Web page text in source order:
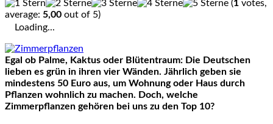
(1 votes,
average: 5,00 out of 5)
Loading...
Egal ob Palme, Kaktus oder Blütentraum: Die Deutschen
lieben es grün in ihren vier Wänden. Jährlich geben sie
mindestens 50 Euro aus, um Wohnung oder Haus durch
Pflanzen wohnlich zu machen. Doch, welche
Zimmerpflanzen gehören bei uns zu den Top 10?